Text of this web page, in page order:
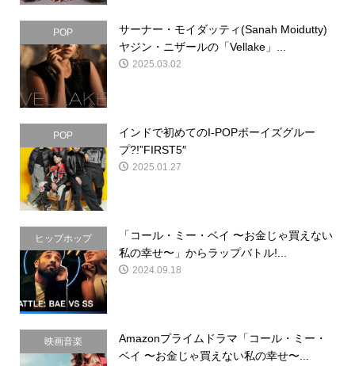
POP
サーナー・モイダッティ(Sanah Moidutty)
ヤジン・ニザールの「Vellake」...
2025.03.02
POP
インドで初めてのI-POPボーイズグルー
プ?!”FIRST5″
2025.01.27
ヒップホップ
「コール・ミー・ベイ 〜お金じゃ買えない
私の幸せ〜」からラップバトル!...
2024.09.18
映画音楽
Amazonプライムドラマ「コール・ミー・
ベイ 〜お金じゃ買えない私の幸せ〜...